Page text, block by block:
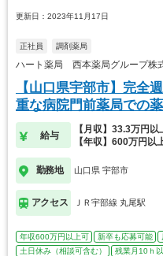
更新日：2023年11月17日
正社員 調剤薬局
ハート薬局 西本薬局グループ株
【山口県宇部市】完全
重な病院門前薬局での薬
給与
【月収】33.3万円
【年収】600万円以
勤務地 山口県 宇部市
アクセス ＪＲ宇部線 丸尾駅
年収600万円以上可 新卒も応募可能
土日休み（相談可含む）
残業月10ｈ